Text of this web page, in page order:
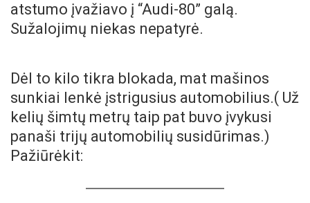
atstumo įvažiavo į “Audi-80” galą.
Sužalojimų niekas nepatyrė.
Dėl to kilo tikra blokada, mat mašinos
sunkiai lenkė įstrigusius automobilius.( Už
kelių šimtų metrų taip pat buvo įvykusi
panaši trijų automobilių susidūrimas.)
Pažiūrėkit: